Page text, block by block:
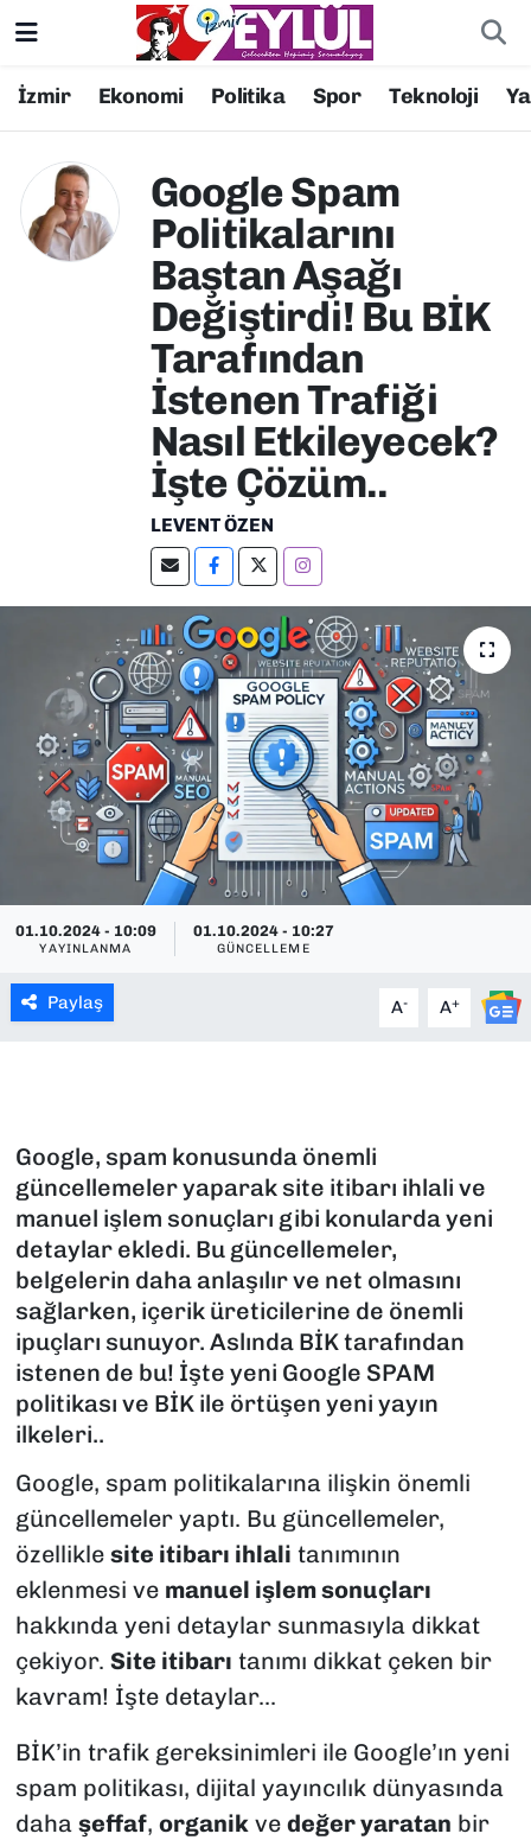
İzmir Ekonomi Politika Spor Teknoloji
Google Spam
Politikalarını
Baştan Aşağı
Değiştirdi! Bu BİK
Tarafından
İstenen Trafiği
Nasıl Etkileyecek?
İşte Çözüm..
LEVENT ÖZEN
01.10.2024 - 10:09
YAYINLANMA
01.10.2024 - 10:27
GÜNCELLEME
Paylaş A- A+
Google, spam konusunda önemli
güncellemeler yaparak site itibarı ihlali ve
manuel işlem sonuçları gibi konularda yeni
detaylar ekledi. Bu güncellemeler,
belgelerin daha anlaşılır ve net olmasını
sağlarken, içerik üreticilerine de önemli
ipuçları sunuyor. Aslında BİK tarafından
istenen de bu! İşte yeni Google SPAM
politikası ve BİK ile örtüşen yeni yayın
ilkeleri..
Google, spam politikalarına ilişkin önemli
güncellemeler yaptı. Bu güncellemeler,
özellikle site itibarı ihlali tanımının
eklenmesi ve manuel işlem sonuçları
hakkında yeni detaylar sunmasıyla dikkat
çekiyor. Site itibarı tanımı dikkat çeken bir
kavram! İşte detaylar...
BİK’in trafik gereksinimleri ile Google’ın yeni
spam politikası, dijital yayıncılık dünyasında
daha şeffaf, organikve değer yaratan bir
Resmi İlanlar
DÜNYA
EKONOMİ
KÜLTÜR SANAT
MAGAZİN
POLİTİKA
SPOR
TEKNOLOJİ
YAŞAM
YEREL YÖNETİMLER
Konak Nöbetçi Eczaneler
Konak Trafik Yoğunluk Haritası
Süper Lig Puan Durumu ve Fikstür
Tüm Manşetler
Son Dakika Haberleri
Haber Arşivi